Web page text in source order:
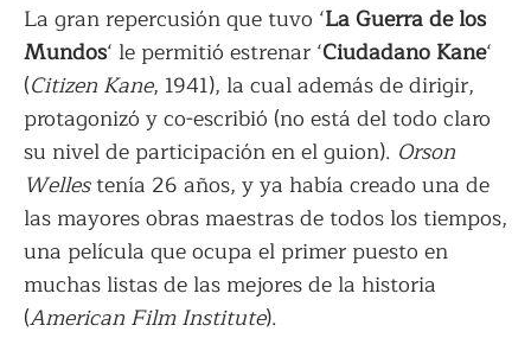
La gran repercusión que tuvo ‘La Guerra de los
Mundos‘ le permitió estrenar ‘Ciudadano Kane‘
(Citizen Kane, 1941), la cual además de dirigir,
protagonizó y co-escribió (no está del todo claro
su nivel de participación en el guion). Orson
Wellestenía 26 años, y ya había creado una de
las mayores obras maestras de todos los tiempos,
una película que ocupa el primer puesto en
muchas listas de las mejores de la historia
(American Film Institute).